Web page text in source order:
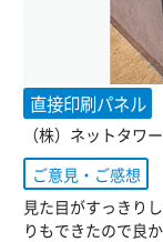
直接印刷パネル
（株）ネットタワ
ご意見・ご感想
見た目がすっきり
りもできたので良か